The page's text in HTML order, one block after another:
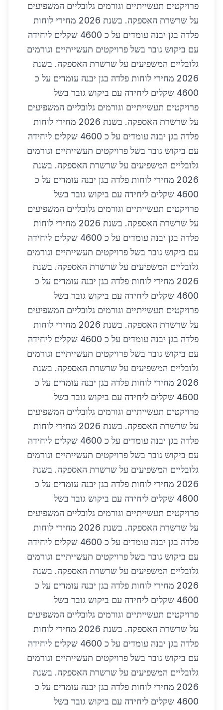
פרויקטים תעשייתיים וגורמים גלובליים המשפיעים
על שרשרת האספקה. בשנת 2026 מחירי לוחות
פלדה בגן יבנה עומדים על כ 4600 שקלים ליחידה
עם ביקוש גובר בשל פרויקטים תעשייתיים וגורמים
גלובליים המשפיעים על שרשרת האספקה. בשנת
2026 מחירי לוחות פלדה בגן יבנה עומדים על כ
4600 שקלים ליחידה עם ביקוש גובר בשל
פרויקטים תעשייתיים וגורמים גלובליים המשפיעים
על שרשרת האספקה. בשנת 2026 מחירי לוחות
פלדה בגן יבנה עומדים על כ 4600 שקלים ליחידה
עם ביקוש גובר בשל פרויקטים תעשייתיים וגורמים
גלובליים המשפיעים על שרשרת האספקה. בשנת
2026 מחירי לוחות פלדה בגן יבנה עומדים על כ
4600 שקלים ליחידה עם ביקוש גובר בשל
פרויקטים תעשייתיים וגורמים גלובליים המשפיעים
על שרשרת האספקה. בשנת 2026 מחירי לוחות
פלדה בגן יבנה עומדים על כ 4600 שקלים ליחידה
עם ביקוש גובר בשל פרויקטים תעשייתיים וגורמים
גלובליים המשפיעים על שרשרת האספקה. בשנת
2026 מחירי לוחות פלדה בגן יבנה עומדים על כ
4600 שקלים ליחידה עם ביקוש גובר בשל
פרויקטים תעשייתיים וגורמים גלובליים המשפיעים
על שרשרת האספקה. בשנת 2026 מחירי לוחות
פלדה בגן יבנה עומדים על כ 4600 שקלים ליחידה
עם ביקוש גובר בשל פרויקטים תעשייתיים וגורמים
גלובליים המשפיעים על שרשרת האספקה. בשנת
2026 מחירי לוחות פלדה בגן יבנה עומדים על כ
4600 שקלים ליחידה עם ביקוש גובר בשל
פרויקטים תעשייתיים וגורמים גלובליים המשפיעים
על שרשרת האספקה. בשנת 2026 מחירי לוחות
פלדה בגן יבנה עומדים על כ 4600 שקלים ליחידה
עם ביקוש גובר בשל פרויקטים תעשייתיים וגורמים
גלובליים המשפיעים על שרשרת האספקה. בשנת
2026 מחירי לוחות פלדה בגן יבנה עומדים על כ
4600 שקלים ליחידה עם ביקוש גובר בשל
פרויקטים תעשייתיים וגורמים גלובליים המשפיעים
על שרשרת האספקה. בשנת 2026 מחירי לוחות
פלדה בגן יבנה עומדים על כ 4600 שקלים ליחידה
עם ביקוש גובר בשל פרויקטים תעשייתיים וגורמים
גלובליים המשפיעים על שרשרת האספקה. בשנת
2026 מחירי לוחות פלדה בגן יבנה עומדים על כ
4600 שקלים ליחידה עם ביקוש גובר בשל
פרויקטים תעשייתיים וגורמים גלובליים המשפיעים
על שרשרת האספקה. בשנת 2026 מחירי לוחות
פלדה בגן יבנה עומדים על כ 4600 שקלים ליחידה
עם ביקוש גובר בשל פרויקטים תעשייתיים וגורמים
גלובליים המשפיעים על שרשרת האספקה. בשנת
2026 מחירי לוחות פלדה בגן יבנה עומדים על כ
4600 שקלים ליחידה עם ביקוש גובר בשל